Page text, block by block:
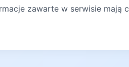
zawarte w serwisie mają